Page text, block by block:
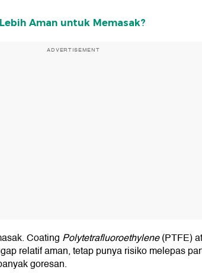
Aman untuk Memasak?
ADVERTISEMENT
Coating Polytetrafluoroethylene(PTFE)
relatif aman, tetap punya risiko melepas
goresan.